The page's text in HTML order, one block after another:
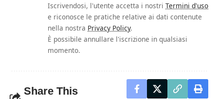
Iscrivendosi, l'utente accetta i nostri Termini d'uso
e riconosce le pratiche relative ai dati contenute
nella nostra Privacy Policy.
È possibile annullare l'iscrizione in qualsiasi
momento.
Share This